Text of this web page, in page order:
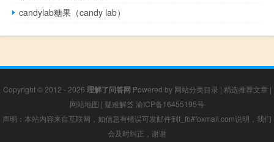
candylab糖果（candy lab）
Copyright © 2012 - 2026 理解了问答网 Powered by 网站分类目录 | 精选推荐文章 |
网站地图 | 疑难解答 渝ICP备16455195号
声明：本站内容来自互联网，如信息有错误可发邮件到f_fb#foxmail.com说明，我们
会及时纠正，谢谢